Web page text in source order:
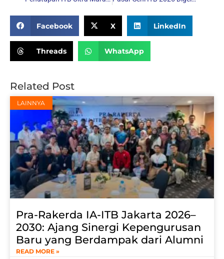
Facebook X LinkedIn
Threads WhatsApp
Related Post
LAINNYA
Pra-Rakerda IA-ITB Jakarta 2026–
2030: Ajang Sinergi Kepengurusan
Baru yang Berdampak dari Alumni
READ MORE »